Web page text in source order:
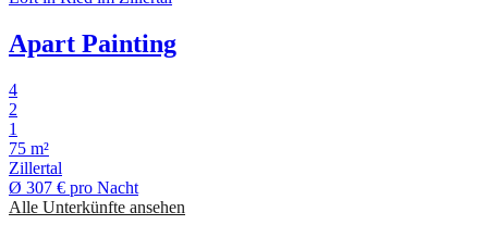
Apart Painting
4
2
1
75 m²
Zillertal
Ø 307 € pro Nacht
Alle Unterkünfte ansehen